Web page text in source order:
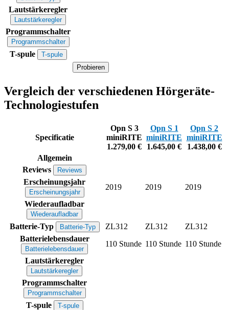
Lautstärkeregler
Lautstärkeregler
Programmschalter
Programmschalter
T-spule
T-spule
Probieren
Vergleich der verschiedenen Hörgeräte-
Technologiestufen
Specificatie
Opn S 3
miniRITE
1.279,00 €
Opn S 1
miniRITE
1.645,00 €
Opn S 2
miniRITE
1.438,00 €
Allgemein
Reviews
Reviews
Erscheinungsjahr
Erscheinungsjahr
2019 2019
2019
Wiederaufladbar
Wiederaufladbar
Batterie-Typ Batterie-Typ ZL312 ZL312
ZL312
Batterielebensdauer
Batterielebensdauer
110 Stunde 110 Stunde 110 Stunde
Lautstärkeregler
Lautstärkeregler
Programmschalter
Programmschalter
T-spule T-spule